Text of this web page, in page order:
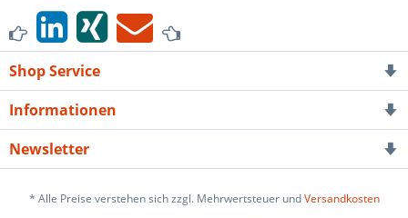
Shop Service
Informationen
Newsletter
* Alle Preise verstehen sich zzgl. Mehrwertsteuer undVersandkosten